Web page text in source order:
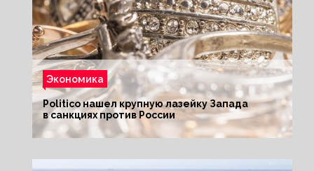
Экономика
Politico нашел крупную лазейку Запада
в санкциях против России